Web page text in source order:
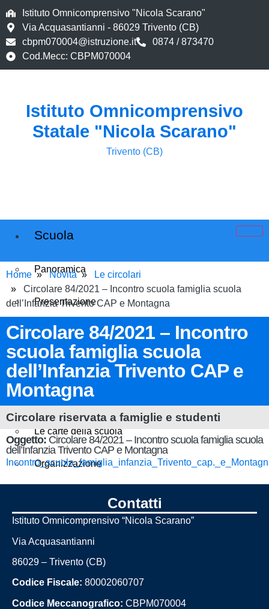
Istituto Omnicomprensivo "Nicola Scarano"
Via Acquasantianni - 86029 Trivento (CB)
cbpm070004@istruzione.it
0874 / 873470
Cod.Mecc: CBPM070004
Istituto Omnicomprensivo
Statale "Nicola Scarano"
Trivento (CB)
Scuola
Panoramica
Presentazione
I luoghi
Le persone
I numeri della scuola
Le carte della scuola
Organizzazione
Panoramica
Presentazione
Home Novità
Le circolari
Circolare 84/2021 – Incontro scuola famiglia scuola
dell’Infanzia Trivento CAP e Montagna
Circolare 84/2021 – Incontro
scuola famiglia scuola
dell’Infanzia Trivento CAP e
Montagna
Circolare riservata a famiglie e studenti
Oggetto: Circolare 84/2021 – Incontro scuola famiglia scuola
dell’Infanzia Trivento CAP e Montagna
Contatti
Istituto Omnicomprensivo “Nicola Scarano”
Via Acquasantianni
86029 – Trivento (CB)
Codice Fiscale: 80002060707
Codice Meccanografico: CBPM070004